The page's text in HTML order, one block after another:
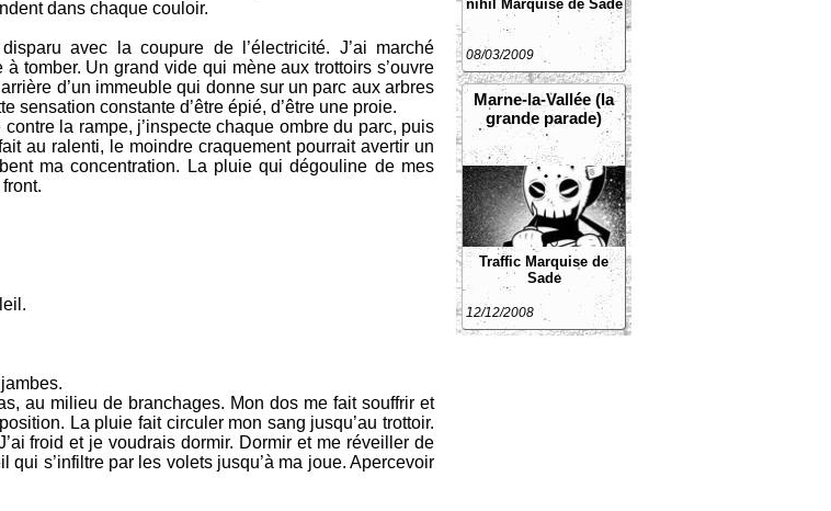
nihil Marquise de Sade
08/03/2009
Marne-la-Vallée (la
grande parade)
Traffic Marquise de
Sade
12/12/2008
dans chaque couloir.
avec la coupure de l’électricité. J’ai marché
tomber. Un grand vide qui mène aux trottoirs s’ouvre
d’un immeuble qui donne sur un parc aux arbres
sensation constante d’être épié, d’être une proie.
la rampe, j’inspecte chaque ombre du parc, puis
au ralenti, le moindre craquement pourrait avertir un
ma concentration. La pluie qui dégouline de mes
au milieu de branchages. Mon dos me fait souffrir et
La pluie fait circuler mon sang jusqu’au trottoir.
froid et je voudrais dormir. Dormir et me réveiller de
s’infiltre par les volets jusqu’à ma joue. Apercevoir